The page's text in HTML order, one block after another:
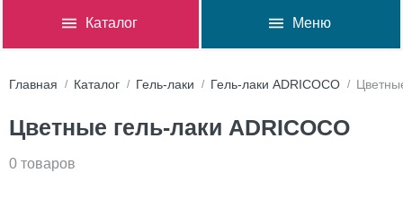
Каталог Меню
Главная Каталог Гель-лаки Гель-лаки ADRICOCO
Цветные гель-лаки ADRICOCO
0 товаров